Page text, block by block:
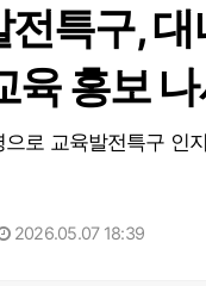
특구,
육 홍보
로 교육발전특구 인
2026.05.07 18:39